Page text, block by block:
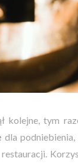
kolejne, tym
dla podniebienia,